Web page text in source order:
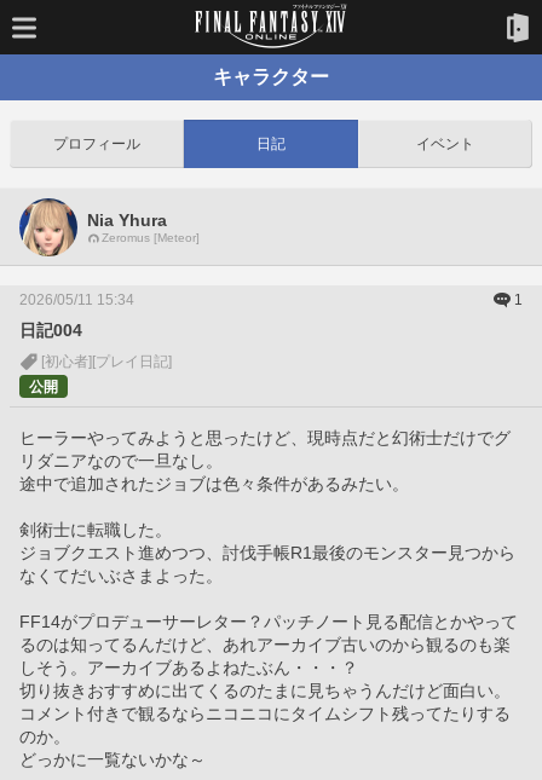
キャラクター
プロフィール 日記 イベント
Nia Yhura
Zeromus [Meteor]
2026/05/11 15:34 1
日記004
[初心者] [プレイ日記]
公開
ヒーラーやってみようと思ったけど、現時点だと幻術士だけでグ
リダニアなので一旦なし。
途中で追加されたジョブは色々条件があるみたい。
剣術士に転職した。
ジョブクエスト進めつつ、討伐手帳R1最後のモンスター見つから
なくてだいぶさまよった。
FF14がプロデューサーレター？パッチノート見る配信とかやって
るのは知ってるんだけど、あれアーカイブ古いのから観るのも楽
しそう。アーカイブあるよねたぶん・・・？
切り抜きおすすめに出てくるのたまに見ちゃうんだけど面白い。
コメント付きで観るならニコニコにタイムシフト残ってたりする
のか。
どっかに一覧ないかな～